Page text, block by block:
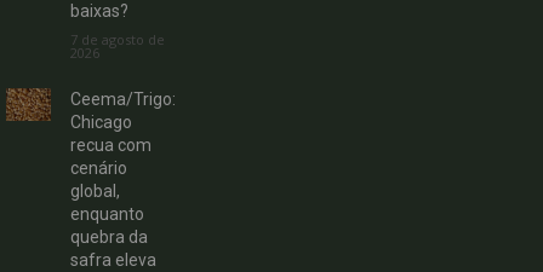
baixas?
7 de agosto de
2026
Ceema/Trigo:
Chicago
recua com
cenário
global,
enquanto
quebra da
safra eleva